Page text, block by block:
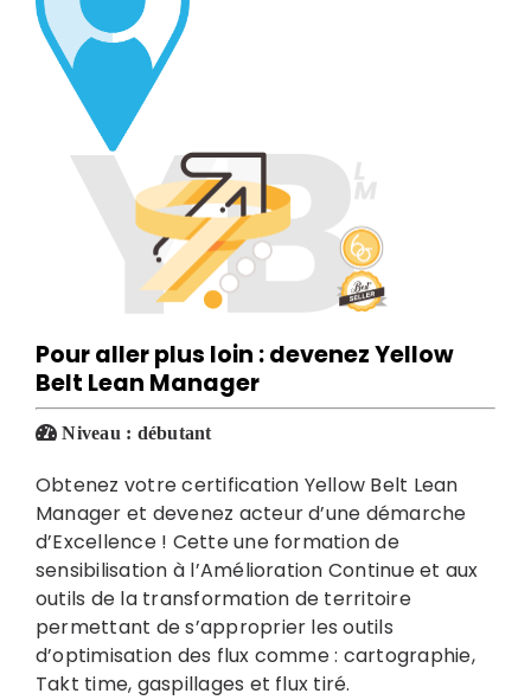
Pour aller plus loin : devenezYellow
Belt Lean Manager
Niveau : débutant
Obtenez votre certification Yellow Belt Lean
Manager et devenez acteur d’une démarche
d’Excellence ! Cette une formation de
sensibilisation à l’Amélioration Continue et aux
outils de la transformation de territoire
permettant de s’approprier les outils
d’optimisation des flux comme : cartographie,
Takt time, gaspillages et flux tiré.